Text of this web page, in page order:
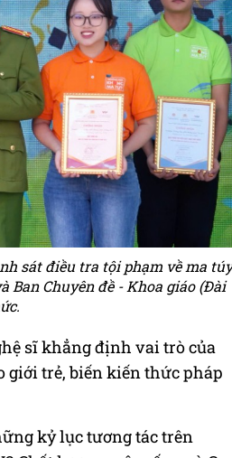
sát điều tra tội phạm về ma túy
Ban Chuyên đề - Khoa giáo (Đài
sĩ khẳng định vai trò của
trẻ, biến kiến thức pháp
kỷ lục tương tác trên